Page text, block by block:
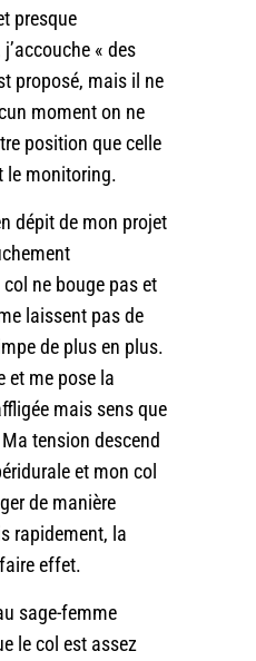
presque
« des
proposé, mais il ne
moment on ne
position que celle
le monitoring.
dépit de mon projet
ne bouge pas et
laissent pas de
de plus en plus.
et me pose la
mais sens que
tension descend
et mon col
de manière
rapidement, la
effet.
sage-femme
le col est assez